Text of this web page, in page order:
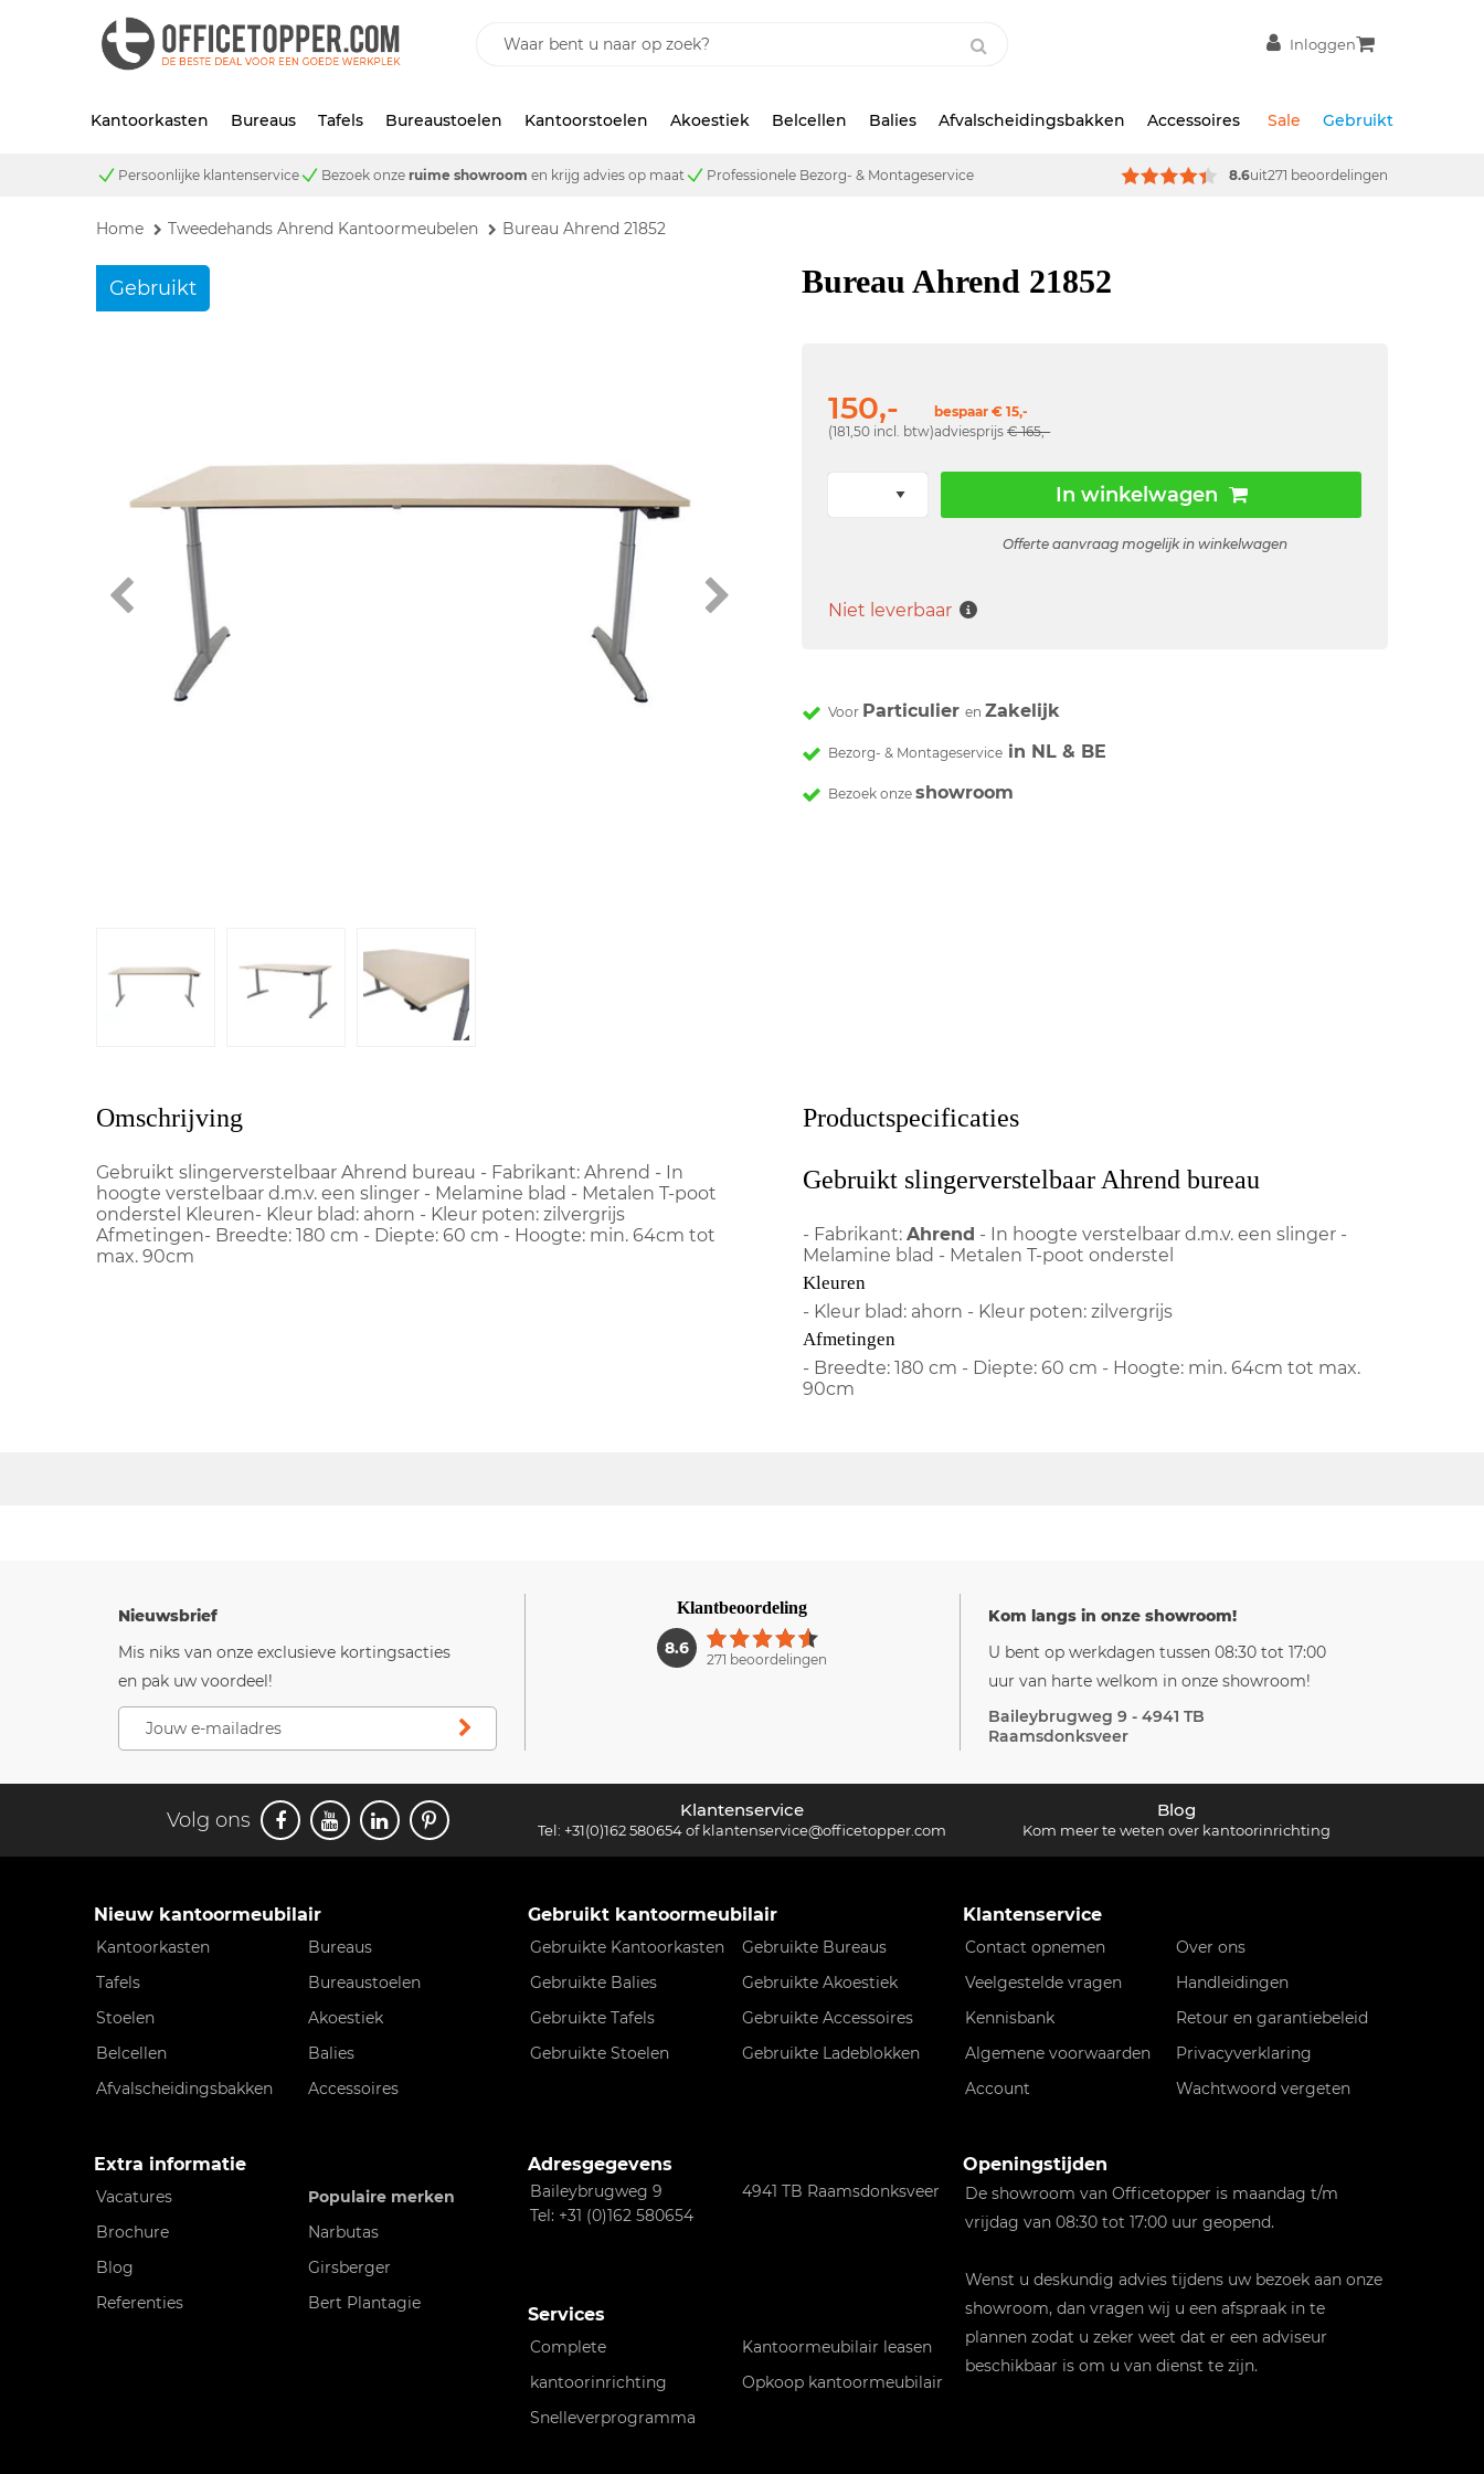
Inloggen
Kantoorkasten Bureaus Tafels Bureaustoelen Kantoorstoelen Akoestiek Belcellen Balies Afvalscheidingsbakken Accessoires Sale Gebruikt
Persoonlijke klantenservice Bezoek onze ruime showroom en krijg advies op maat Professionele Bezorg- & Montageservice 8.6uit271 beoordelingen
Home Tweedehands Ahrend Kantoormeubelen Bureau Ahrend 21852
Gebruikt Bureau Ahrend 21852
150,-
(181,50 incl. btw)
bespaar € 15,-
adviesprijs€ 165,-
In winkelwagen
Offerte aanvraag mogelijk in winkelwagen
Niet leverbaar
Voor ParticulierenZakelijk
Bezorg- & Montageservice in NL & BE
Bezoek onzeshowroom
Omschrijving
Gebruikt slingerverstelbaar Ahrend bureau - Fabrikant: Ahrend - In
hoogte verstelbaar d.m.v. een slinger - Melamine blad - Metalen T-poot
onderstel Kleuren- Kleur blad: ahorn - Kleur poten: zilvergrijs
Afmetingen- Breedte: 180 cm - Diepte: 60 cm - Hoogte: min. 64cm tot
max. 90cm
Productspecificaties
Gebruikt slingerverstelbaar Ahrend bureau
- Fabrikant: Ahrend - In hoogte verstelbaar d.m.v. een slinger -
Melamine blad - Metalen T-poot onderstel
Kleuren
- Kleur blad: ahorn - Kleur poten: zilvergrijs
Afmetingen
- Breedte: 180 cm - Diepte: 60 cm - Hoogte: min. 64cm tot max.
90cm
Nieuwsbrief
Mis niks van onze exclusieve kortingsacties
en pak uw voordeel!
Klantbeoordeling
8.6 1
271 beoordelingen
Kom langs in onze showroom!
U bent op werkdagen tussen 08:30 tot 17:00
uur van harte welkom in onze showroom!
Baileybrugweg 9 - 4941 TB
Raamsdonksveer
Volg ons Klantenservice
Tel: +31(0)162 580654ofklantenservice@officetopper.com
Blog
Kom meer te weten over kantoorinrichting
Nieuw kantoormeubilair
Kantoorkasten
Bureaus
Tafels
Bureaustoelen
Stoelen
Akoestiek
Belcellen
Balies
Afvalscheidingsbakken
Accessoires
Extra informatie
Vacatures
Populaire merken
Brochure
Narbutas
Blog
Girsberger
Referenties
Bert Plantagie
Gebruikt kantoormeubilair
Gebruikte Kantoorkasten
Gebruikte Bureaus
Gebruikte Balies
Gebruikte Akoestiek
Gebruikte Tafels
Gebruikte Accessoires
Gebruikte Stoelen
Gebruikte Ladeblokken
Adresgegevens
Baileybrugweg 9
4941 TB Raamsdonksveer
Tel: +31 (0)162 580654
Services
Complete
kantoorinrichting
Kantoormeubilair leasen
Opkoop kantoormeubilair
Snelleverprogramma
Klantenservice
Contact opnemen
Over ons
Veelgestelde vragen
Handleidingen
Kennisbank
Retour en garantiebeleid
Algemene voorwaarden
Privacyverklaring
Account
Wachtwoord vergeten
Openingstijden
De showroom van Officetopper is maandag t/m
vrijdag van 08:30 tot 17:00 uur geopend.
Wenst u deskundig advies tijdens uw bezoek aan onze
showroom, dan vragen wij u een afspraak in te
plannen zodat u zeker weet dat er een adviseur
beschikbaar is om u van dienst te zijn.